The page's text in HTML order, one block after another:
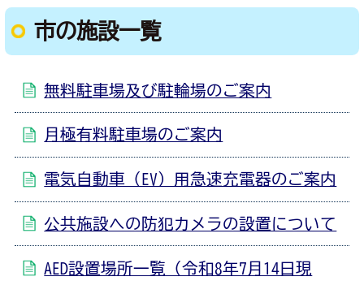
市の施設一覧
無料駐車場及び駐輪場のご案内
月極有料駐車場のご案内
電気自動車（EV）用急速充電器のご案内
公共施設への防犯カメラの設置について
AED設置場所一覧（令和8年7月14日現